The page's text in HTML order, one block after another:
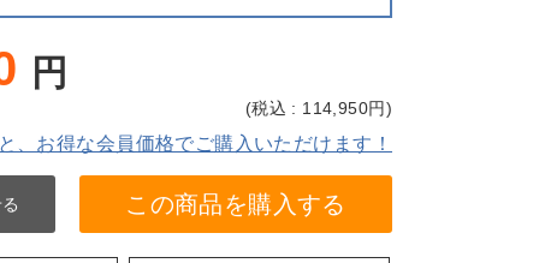
円
(税込 : 114,950円)
、お得な会員価格でご購入いただけます！
この商品を購入する